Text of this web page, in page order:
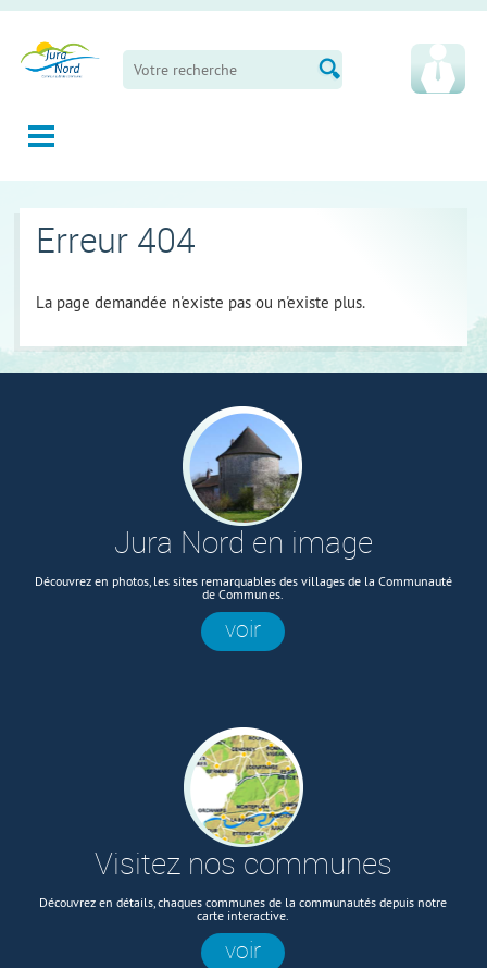
Erreur 404
La page demandée n'existe pas ou n'existe plus.
Jura Nord en image
Découvrez en photos, les sites remarquables des villages de la Communauté
de Communes.
voir
Visitez nos communes
Découvrez en détails, chaques communes de la communautés depuis notre
carte interactive.
voir
Panneau de gestion des cookies